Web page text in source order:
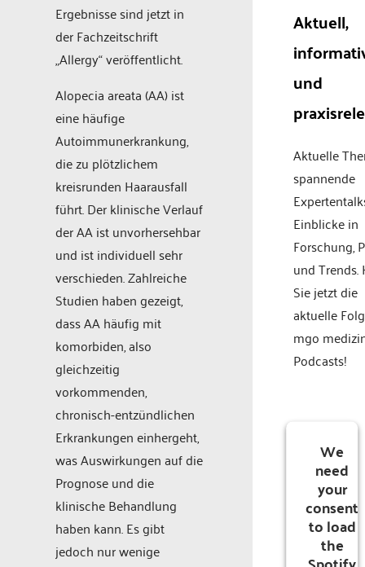
Ergebnisse sind jetzt in
der Fachzeitschrift
„Allergy“ veröffentlicht.
Alopecia areata (AA) ist
eine häufige
Autoimmunerkrankung,
die zu plötzlichem
kreisrunden Haarausfall
führt. Der klinische Verlauf
der AA ist unvorhersehbar
und ist individuell sehr
verschieden. Zahlreiche
Studien haben gezeigt,
dass AA häufig mit
komorbiden, also
gleichzeitig
vorkommenden,
chronisch-entzündlichen
Erkrankungen einhergeht,
was Auswirkungen auf die
Prognose und die
klinische Behandlung
haben kann. Es gibt
jedoch nur wenige
Aktuell,
und
Aktuelle
spannende
Einblicke in
Forschung,
und Trends.
Sie jetzt die
aktuelle
mgo
Podcasts!
We
need
your
consent
to load
the